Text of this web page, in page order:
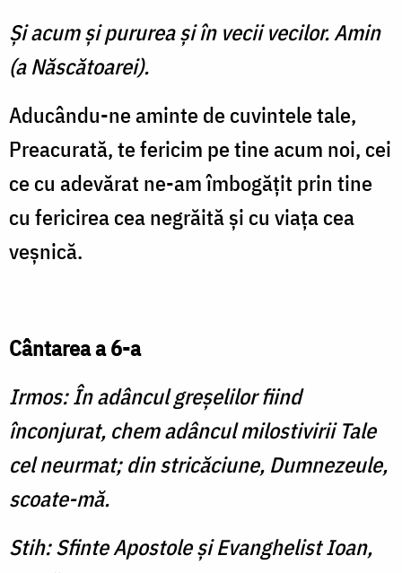
Şi acum şi pururea şi în vecii vecilor. Amin
(a Născătoarei).
Aducându-ne aminte de cuvintele tale,
Preacurată, te fericim pe tine acum noi, cei
ce cu adevărat ne-am îmbogăţit prin tine
cu fericirea cea negrăită şi cu viaţa cea
veşnică.
Cântarea a 6-a
Irmos: În adâncul greşelilor fiind
înconjurat, chem adâncul milostivirii Tale
cel neurmat; din stricăciune, Dumnezeule,
scoate-mă.
Stih: Sfinte Apostole şi Evanghelist Ioan,